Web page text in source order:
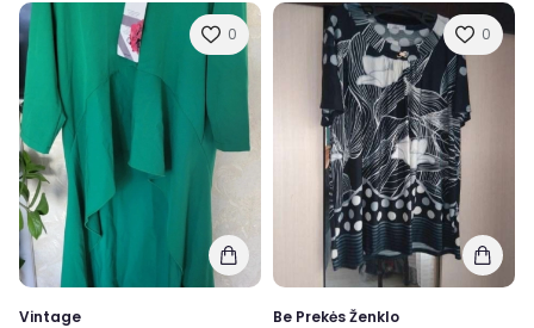
0
Vintage
0
Be Prekės Ženklo